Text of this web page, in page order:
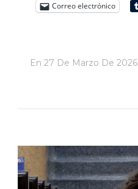
Correo electrónico
En 27 De Marzo De 2026